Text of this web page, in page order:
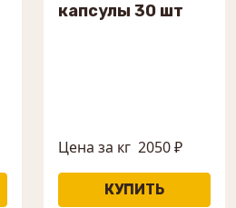
капсулы 30 шт
Цена за кг 2050 ₽